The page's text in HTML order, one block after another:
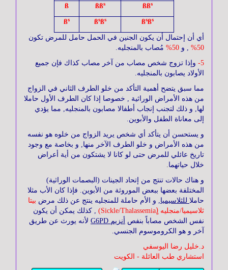
ßßs
ßßs
ß
ßsßs
ßsßs
ßs
أي أن إحتمال أن يكون الجنين في الحمل حامل للمرض تكون
50%
, و 50%
مُصاب بالمنجليه.
5-
وإذا تزوج شخص مصاب من آخر مصاب كذاك فإن جميع
الأولاد يصابون بالمنجليه.
مما سبق يتضح أهمية التأكد من خلو الطرف الثاني في الزواج
من هذه الأمراض الوراثية , خصوصا إذا كان الطرف الأول حاملا
لها, و ذلك لتجنب إنجاب أطفالا مصابون بالمنجليه, مما يؤدي
إلى معاناة الطفل والأبوين.
و يستحسن أن يتأكد أي شخص يريد الزواج من خلوه هو نفسه
من هذه الأمراض و خلو الطرف الآخر منها, و بخاصة مع وجود
تاريخ عائلي للمرض حتى لو كانا لا يشتكون من أية أعراض
خلال حياتهما.
و هناك حالات تنتج من إتحاد الجينات (البصمات الوراثية)
المختلفة بعضها ببعض الموروثة من الأبوين. فإذا كان الأب مثلا
حاملا للثلاسيميا, و الأم حاملة للمنجليه ينتج عن ذلك مرض بيتا
ثلاسيميا/منجليه (ٍSickle/Thalassemia)
, كذلك يمكن أن يكون
نفس الشخص مصاباً بنفص
أنزيم G6PD
لأنه يورث عن طريق
آخر و هو الكروموسوم الجنسي.
د.خليل رضا اليوسفي
استشاري طب العائلة - الكويت